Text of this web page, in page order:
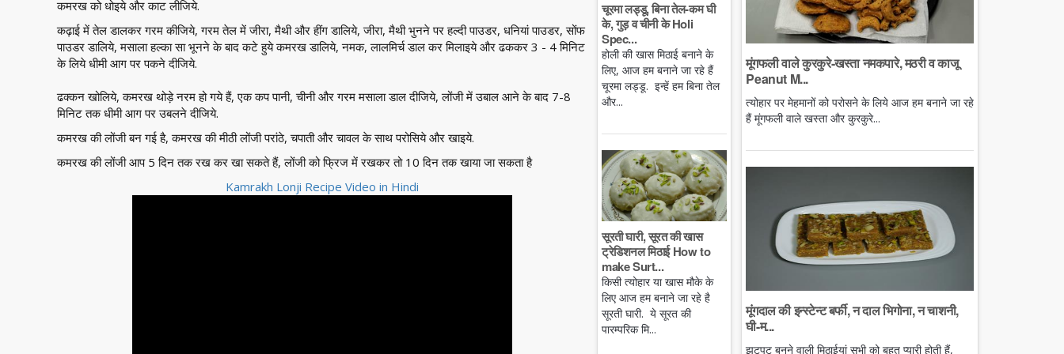
कमरख को धोइये और काट लीजिये.
कढ़ाई में तेल डालकर गरम कीजिये, गरम तेल में जीरा, मैथी और हींग डालिये, जीरा, मैथी भुनने पर हल्दी पाउडर, धनियां पाउडर, सोंफ
पाउडर डालिये, मसाला हल्का सा भूनने के बाद कटे हुये कमरख डालिये, नमक, लालमिर्च डाल कर मिलाइये और ढककर 3 - 4 मिनिट
के लिये धीमी आग पर पकने दीजिये.
ढक्कन खोलिये, कमरख थोड़े नरम हो गये हैं, एक कप पानी, चीनी और गरम मसाला डाल दीजिये, लोंजी में उबाल आने के बाद 7-8
मिनिट तक धीमी आग पर उबलने दीजिये.
कमरख की लोंजी बन गई है, कमरख की मीठी लोंजी परांठे, चपाती और चावल के साथ परोसिये और खाइये.
कमरख की लोंजी आप 5 दिन तक रख कर खा सकते हैं, लोंजी को फ्रिज में रखकर तो 10 दिन तक खाया जा सकता है
Kamrakh Lonji Recipe Video in Hindi
चूरमा लड्डू, बिना तेल-कम घी
के, गुड़ व चीनी के Holi
Spec...
होली की खास मिठाई बनाने के
लिए, आज हम बनाने जा रहे हैं
चूरमा लड्डू. इन्हें हम बिना तेल
और...
सूरती घारी, सूरत की खास
ट्रेडिशनल मिठाई How to
make Surt...
किसी त्योहार या खास मौके के
लिए आज हम बनाने जा रहे है
सूरती घारी. ये सूरत की
पारम्परिक मि...
मूंगफली वाले कुरकुरे-खस्ता नमकपारे, मठरी व काजू
Peanut M...
त्योहार पर मेहमानों को परोसने के लिये आज हम बनाने जा रहे
हैं मूंगफली वाले खस्ता और कुरकुरे...
मूंगदाल की इन्स्टेन्ट बर्फी, न दाल भिगोना, न चाशनी,
घी-म...
झटपट बनने वाली मिठाईयां सभी को बहुत प्यारी होती हैं,